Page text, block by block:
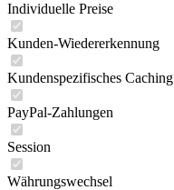
Individuelle Preise
Kunden-Wiedererkennung
Kundenspezifisches Caching
PayPal-Zahlungen
Session
Währungswechsel